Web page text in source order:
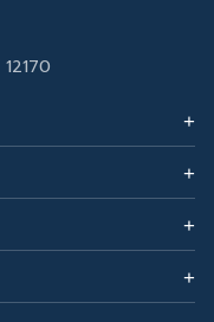
Appearance →